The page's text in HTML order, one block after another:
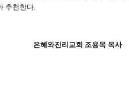
추천한다.
은혜와진리교회 조용목 목사